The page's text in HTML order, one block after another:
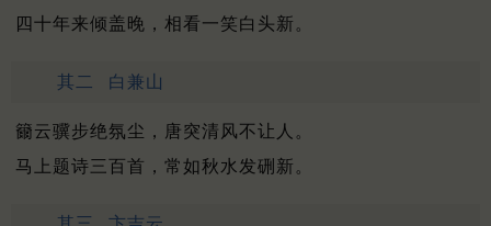
四十年来倾盖晚，相看一笑白头新。
其二 白兼山
籋云骥步绝氛尘，唐突清风不让人。
马上题诗三百首，常如秋水发硎新。